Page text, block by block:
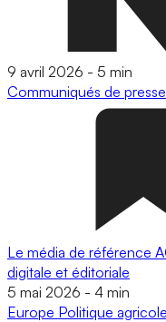
9 avril 2026 - 5 min
Communiqués de presse
Le média de référence
digitale et éditoriale
5 mai 2026 - 4 min
Europe Politique agricole